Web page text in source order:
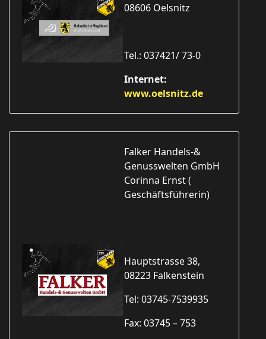
08606 Oelsnitz
Tel.: 037421/ 73-0
Internet:
www.oelsnitz.de
Falker Handels-&
Genusswelten GmbH
Corinna Ernst (
Geschäftsführerin)
Hauptstrasse 38,
08223 Falkenstein
Tel: 03745-7539935
Fax: 03745 – 753